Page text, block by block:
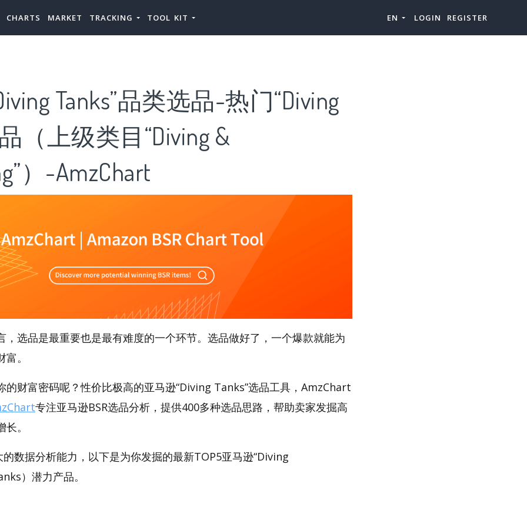
CHARTS MARKET TRACKING TOOL KIT EN LOGIN REGISTER
Tanks”品类选品-热门“Diving
（上级类目“Diving &
）-AmzChart
，选品是最重要也是最有难度的一个环节。选品做好了，一个爆款就能为
。
的财富密码呢？性价比极高的亚马逊“Diving Tanks”选品工具，AmzChart
专注亚马逊BSR选品分析，提供400多种选品思路，帮助卖家发掘高
。
数据分析能力，以下是为你发掘的最新TOP5亚马逊“Diving
）潜力产品。